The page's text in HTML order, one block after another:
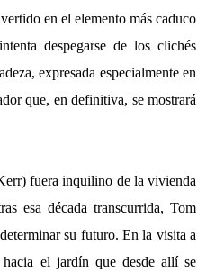
en el elemento más caduco
despegarse de los clichés
expresada especialmente en
que, en definitiva, se mostrará
fuera inquilino de la vivienda
esa década transcurrida, Tom
su futuro. En la visita a
el jardín que desde allí se